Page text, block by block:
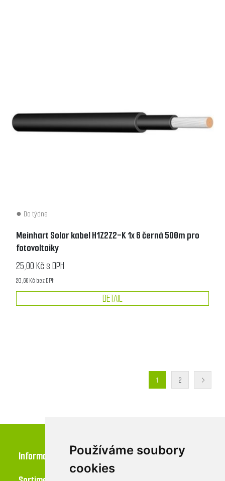
Používáme soubory
cookies
Do týdne
Meinhart Solar kabel H1Z2Z2-K 1x 6 černá 500m pro
fotovoltaiky
25,00 Kč s DPH
20,66 Kč bez DPH
DETAIL
1 2
Informace